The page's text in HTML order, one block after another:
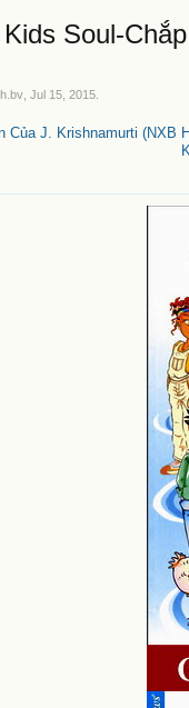
Soul-
,Jul 15, 2015
Của J. Krishnamurti (NXB